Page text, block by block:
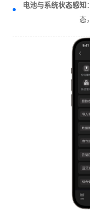
电池与系统状态感知
态